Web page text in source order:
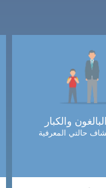
والكبار
حالتي المعرفية